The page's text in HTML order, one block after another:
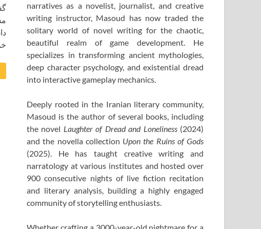
narratives as a novelist, journalist, and creative
writing instructor, Masoud has now traded the
solitary world of novel writing for the chaotic,
beautiful realm of game development. He
specializes in transforming ancient mythologies,
deep character psychology, and existential dread
into interactive gameplay mechanics.
Deeply rooted in the Iranian literary community,
Masoud is the author of several books, including
the novel Laughter of Dread and Loneliness(2024)
and the novella collection Upon the Ruins of Gods
(2025). He has taught creative writing and
narratology at various institutes and hosted over
900 consecutive nights of live fiction recitation
and literary analysis, building a highly engaged
community of storytelling enthusiasts.